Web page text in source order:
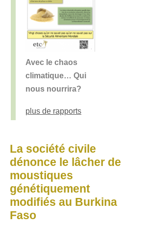
Avec le chaos
climatique… Qui
nous nourrira?
plus de rapports
La société civile
dénonce le lâcher de
moustiques
génétiquement
modifiés au Burkina
Faso